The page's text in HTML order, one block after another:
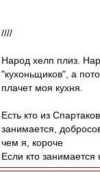
////
Народ хелп плиз.
"кухоньщиков", а
плачет моя кухня.
Есть кто из
занимается,
чем я, короче
Если кто занимается